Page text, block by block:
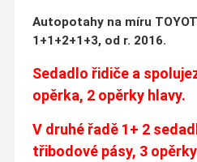
Autopotahy na míru
1+1+2+1+3, od r. 2016.
Sedadlo řidiče a
opěrka, 2 opěrky hlavy.
V druhé řadě 1+ 2
třibodové pásy, 3